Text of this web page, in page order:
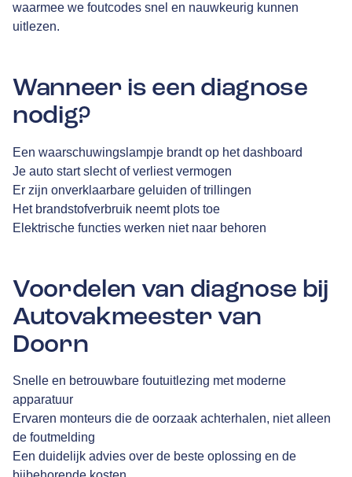
waarmee we foutcodes snel en nauwkeurig kunnen
uitlezen.
Wanneer is een diagnose
nodig?
Een waarschuwingslampje brandt op het dashboard
Je auto start slecht of verliest vermogen
Er zijn onverklaarbare geluiden of trillingen
Het brandstofverbruik neemt plots toe
Elektrische functies werken niet naar behoren
Voordelen van diagnose bij
Autovakmeester van
Doorn
Snelle en betrouwbare foutuitlezing met moderne
apparatuur
Ervaren monteurs die de oorzaak achterhalen, niet alleen
de foutmelding
Een duidelijk advies over de beste oplossing en de